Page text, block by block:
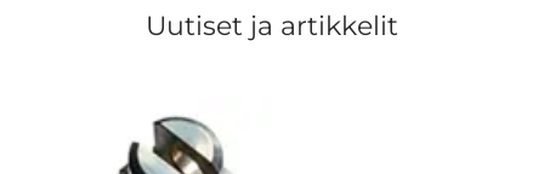
Uutiset ja artikkelit